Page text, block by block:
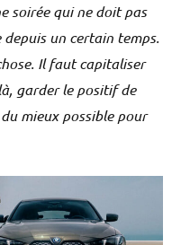
soirée qui ne doit pas
un certain temps.
Il faut capitaliser
garder le positif de
mieux possible pour